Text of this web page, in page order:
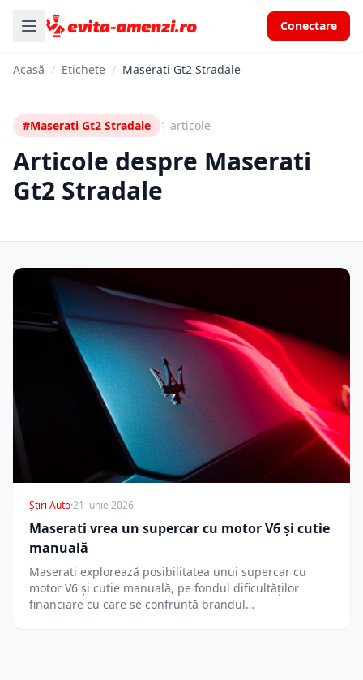
Conectare
Acasă / Etichete / Maserati Gt2 Stradale
#Maserati Gt2 Stradale 1 articole
Articole despre Maserati
Gt2 Stradale
Știri Auto·21 iunie 2026
Maserati vrea un supercar cu motor V6 și cutie
manuală
Maserati explorează posibilitatea unui supercar cu
motor V6 și cutie manuală, pe fondul dificultăților
financiare cu care se confruntă brandul…